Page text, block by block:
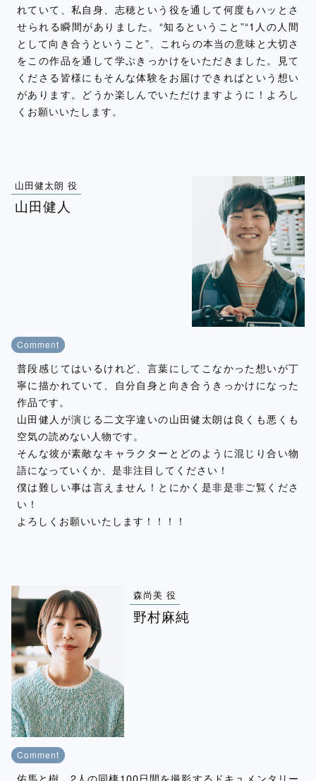
れていて、私自身、志穂という役を通して何度もハッとさ
せられる瞬間がありました。“知るということ”“1人の人間
として向き合うということ”、これらの本当の意味と大切さ
をこの作品を通して学ぶきっかけをいただきました。見て
くださる皆様にもそんな体験をお届けできればという想い
があります。どうか楽しんでいただけますように！よろし
くお願いいたします。
山田健太朗 役
山田健人
Comment
普段感じてはいるけれど、言葉にしてこなかった想いが丁
寧に描かれていて、自分自身と向き合うきっかけになった
作品です。
山田健人が演じる二文字違いの山田健太朗は良くも悪くも
空気の読めない人物です。
そんな彼が素敵なキャラクターとどのように混じり合い物
語になっていくか、是非注目してください！
僕は難しい事は言えません！とにかく是非是非ご覧くださ
い！
よろしくお願いいたします！！！！
森尚美 役
野村麻純
Comment
佑馬と樹、2人の同棲100日間を撮影するドキュメンタリー